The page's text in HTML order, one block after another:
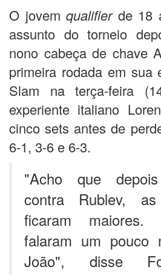
O jovem qualifierde 18
assunto do torneio
nono cabeça de chave
primeira rodada em sua
Slam na terça-feira
experiente italiano
cinco sets antes de
6-1, 3-6 e 6-3.
"Acho que
contra Rublev, as
ficaram maiores.
falaram um pouco
João", disse